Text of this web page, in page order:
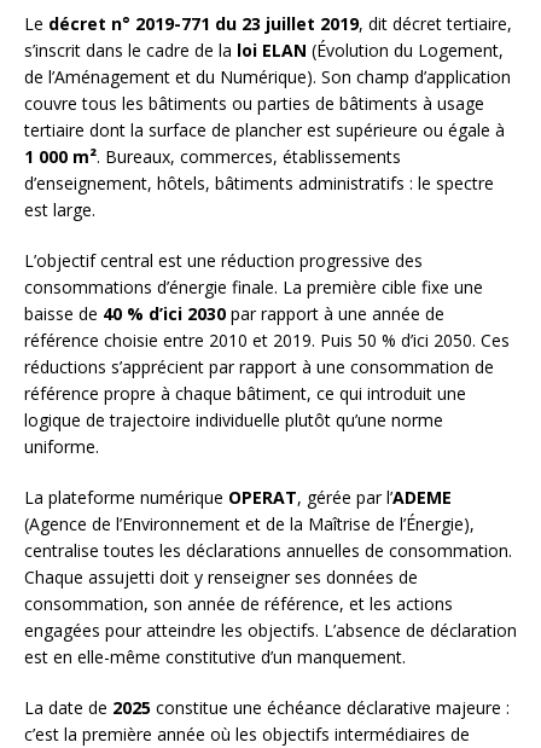
Le décret n° 2019-771 du 23 juillet 2019, dit décret tertiaire,
s’inscrit dans le cadre de la loi ELAN (Évolution du Logement,
de l’Aménagement et du Numérique). Son champ d’application
couvre tous les bâtiments ou parties de bâtiments à usage
tertiaire dont la surface de plancher est supérieure ou égale à
1 000 m². Bureaux, commerces, établissements
d’enseignement, hôtels, bâtiments administratifs : le spectre
est large.
L’objectif central est une réduction progressive des
consommations d’énergie finale. La première cible fixe une
baisse de 40 % d’ici 2030 par rapport à une année de
référence choisie entre 2010 et 2019. Puis 50 % d’ici 2050. Ces
réductions s’apprécient par rapport à une consommation de
référence propre à chaque bâtiment, ce qui introduit une
logique de trajectoire individuelle plutôt qu’une norme
uniforme.
La plateforme numérique OPERAT, gérée par l’ADEME
(Agence de l’Environnement et de la Maîtrise de l’Énergie),
centralise toutes les déclarations annuelles de consommation.
Chaque assujetti doit y renseigner ses données de
consommation, son année de référence, et les actions
engagées pour atteindre les objectifs. L’absence de déclaration
est en elle-même constitutive d’un manquement.
La date de 2025 constitue une échéance déclarative majeure :
c’est la première année où les objectifs intermédiaires de